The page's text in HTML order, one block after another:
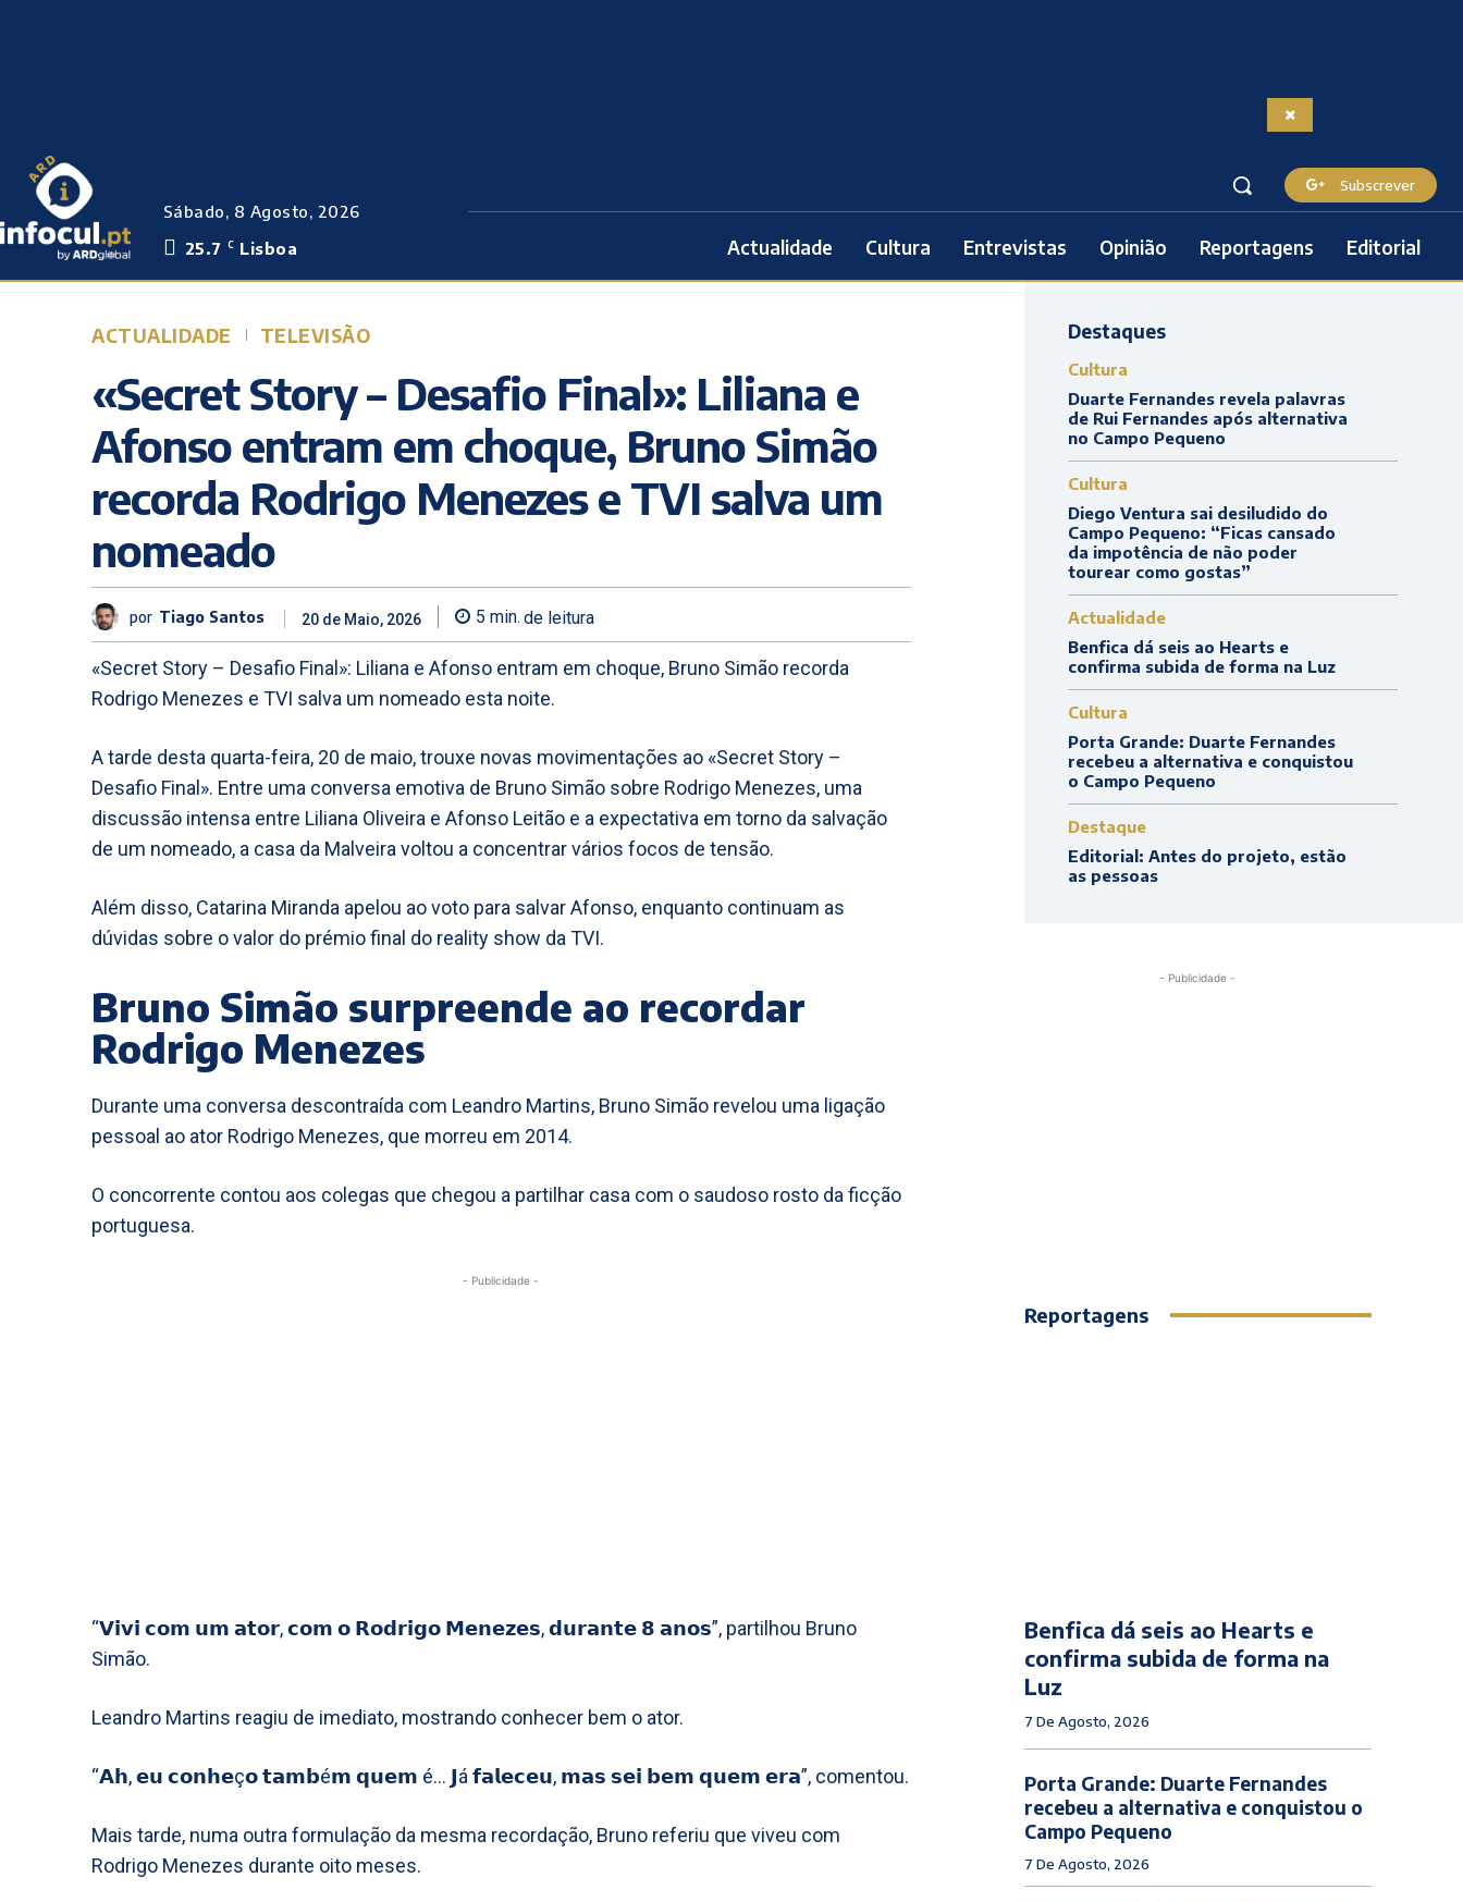
Sábado, 8 Agosto, 2026
25.7
C Lisboa
Subscrever
Actualidade Cultura Entrevistas Opinião Reportagens Editorial
ACTUALIDADE TELEVISÃO
«Secret Story – Desafio Final»: Liliana e
Afonso entram em choque, Bruno Simão
recorda Rodrigo Menezes e TVI salva um
nomeado
por Tiago Santos 20 de Maio, 2026 5 min. de leitura
«Secret Story – Desafio Final»: Liliana e Afonso entram em choque, Bruno Simão recorda
Rodrigo Menezes e TVI salva um nomeado esta noite.
A tarde desta quarta-feira, 20 de maio, trouxe novas movimentações ao «Secret Story –
Desafio Final». Entre uma conversa emotiva de Bruno Simão sobre Rodrigo Menezes, uma
discussão intensa entre Liliana Oliveira e Afonso Leitão e a expectativa em torno da salvação
de um nomeado, a casa da Malveira voltou a concentrar vários focos de tensão.
Além disso, Catarina Miranda apelou ao voto para salvar Afonso, enquanto continuam as
dúvidas sobre o valor do prémio final do reality show da TVI.
Bruno Simão surpreende ao recordar
Rodrigo Menezes
Durante uma conversa descontraída com Leandro Martins, Bruno Simão revelou uma ligação
pessoal ao ator Rodrigo Menezes, que morreu em 2014.
O concorrente contou aos colegas que chegou a partilhar casa com o saudoso rosto da ficção
portuguesa.
- Publicidade -
“𝗩𝗶𝘃𝗶 𝗰𝗼𝗺 𝘂𝗺 𝗮𝘁𝗼𝗿, 𝗰𝗼𝗺 𝗼 𝗥𝗼𝗱𝗿𝗶𝗴𝗼 𝗠𝗲𝗻𝗲𝘇𝗲𝘀, 𝗱𝘂𝗿𝗮𝗻𝘁𝗲 𝟴 𝗮𝗻𝗼𝘀”, partilhou Bruno
Simão.
Leandro Martins reagiu de imediato, mostrando conhecer bem o ator.
“𝗔𝗵, 𝗲𝘂 𝗰𝗼𝗻𝗵𝗲ç𝗼 𝘁𝗮𝗺𝗯é𝗺 𝗾𝘂𝗲𝗺 é… 𝗝á 𝗳𝗮𝗹𝗲𝗰𝗲𝘂, 𝗺𝗮𝘀 𝘀𝗲𝗶 𝗯𝗲𝗺 𝗾𝘂𝗲𝗺 𝗲𝗿𝗮”, comentou.
Mais tarde, numa outra formulação da mesma recordação, Bruno referiu que viveu com
Rodrigo Menezes durante oito meses.
Destaques
Cultura
Duarte Fernandes revela palavras
de Rui Fernandes após alternativa
no Campo Pequeno
Cultura
Diego Ventura sai desiludido do
Campo Pequeno: “Ficas cansado
da impotência de não poder
tourear como gostas”
Actualidade
Benfica dá seis ao Hearts e
confirma subida de forma na Luz
Cultura
Porta Grande: Duarte Fernandes
recebeu a alternativa e conquistou
o Campo Pequeno
Destaque
Editorial: Antes do projeto, estão
as pessoas
- Publicidade -
Reportagens
Benfica dá seis ao Hearts e
confirma subida de forma na
Luz
7 De Agosto, 2026
Porta Grande: Duarte Fernandes
recebeu a alternativa e conquistou o
Campo Pequeno
7 De Agosto, 2026